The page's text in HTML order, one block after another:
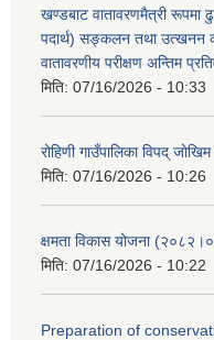
खण्डबाट वातावरणमैत्री रूपमा
पदार्थ) सङ्कलन तथा उत्खनन
वातावरणीय परीक्षण अन्तिम
मिति: 07/16/2026 - 10:33
रोहिणी गाउँपालिका विपद्
मिति: 07/16/2026 - 10:26
क्षमता विकास योजना
मिति: 07/16/2026 - 10:22
Preparation of